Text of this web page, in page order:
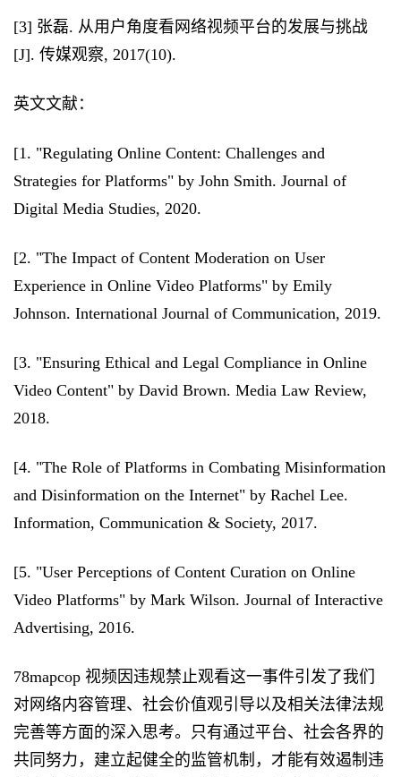
[3] 张磊. 从用户角度看网络视频平台的发展与挑战
[J]. 传媒观察, 2017(10).
英文文献：
[1. "Regulating Online Content: Challenges and
Strategies for Platforms" by John Smith. Journal of
Digital Media Studies, 2020.
[2. "The Impact of Content Moderation on User
Experience in Online Video Platforms" by Emily
Johnson. International Journal of Communication, 2019.
[3. "Ensuring Ethical and Legal Compliance in Online
Video Content" by David Brown. Media Law Review,
2018.
[4. "The Role of Platforms in Combating Misinformation
and Disinformation on the Internet" by Rachel Lee.
Information, Communication & Society, 2017.
[5. "User Perceptions of Content Curation on Online
Video Platforms" by Mark Wilson. Journal of Interactive
Advertising, 2016.
78mapcop 视频因违规禁止观看这一事件引发了我们
对网络内容管理、社会价值观引导以及相关法律法规
完善等方面的深入思考。只有通过平台、社会各界的
共同努力，建立起健全的监管机制，才能有效遏制违